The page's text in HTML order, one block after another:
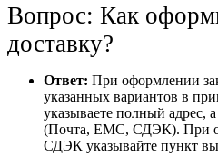
Вопрос: Как
доставку?
Ответ: При оформлении
указанных вариантов в
указываете полный адрес,
(Почта, ЕМС, СДЭК). При
СДЭК указывайте пункт